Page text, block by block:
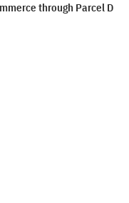
through Parcel D